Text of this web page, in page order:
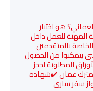
هو اختبار
المهنة للعمل داخل
بالمتقدمين
يتمكنوا من الحصول
المطلوبة لحجز
عمان ✔️شهادة
سفر ساري